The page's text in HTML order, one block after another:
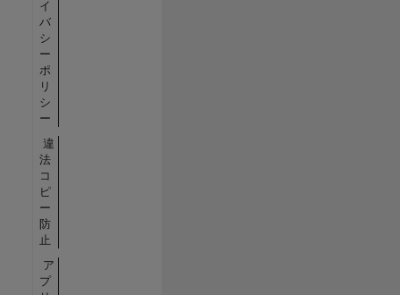
イ
バ
シ
ー
ポ
リ
シ
ー
違
法
コ
ピ
ー
防
止
ア
プ